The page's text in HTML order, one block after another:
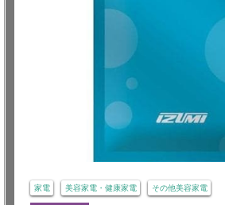
家電 美容家電・健康家電 その他美容家電